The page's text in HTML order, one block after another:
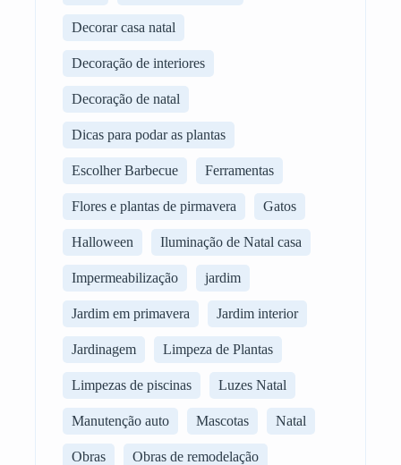
Decorar casa natal
Decoração de interiores
Decoração de natal
Dicas para podar as plantas
Escolher Barbecue Ferramentas
Flores e plantas de pirmavera Gatos
Halloween Iluminação de Natal casa
Impermeabilização jardim
Jardim em primavera Jardim interior
Jardinagem Limpeza de Plantas
Limpezas de piscinas Luzes Natal
Manutenção auto Mascotas Natal
Obras Obras de remodelação